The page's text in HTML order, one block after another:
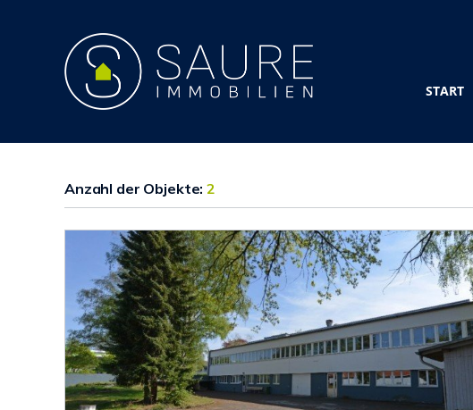
START
Anzahl der Objekte:2